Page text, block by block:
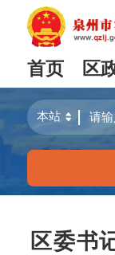
首页 区
区委书